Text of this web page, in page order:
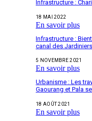
Infrastructure :
18 MAI 2022
En savoir plus
Infrastructure :
canal des Jardiniers
5 NOVEMBRE 2021
En savoir plus
Urbanisme : Les
Gaourang et Pala
18 AOÛT 2021
En savoir plus